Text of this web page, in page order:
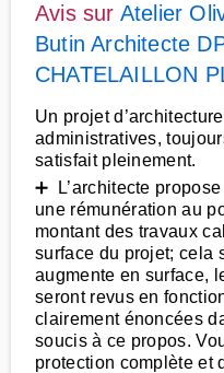
Avis sur Atelier
Butin Architecte
CHATELAILLON
Un projet
administratives,
satisfait pleinement.
➕ L’architecte
une rémunération au
montant des travaux
surface du projet; cela
augmente en surface,
seront revus en
clairement énoncées
soucis à ce propos.
protection complète et